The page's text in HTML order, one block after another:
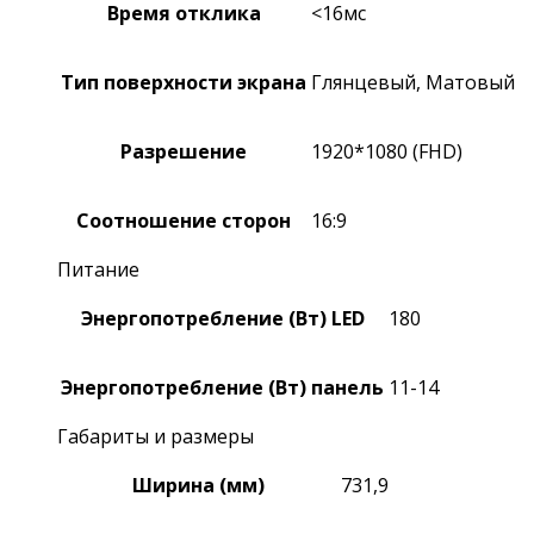
Время отклика <16мс
Тип поверхности экрана Глянцевый, Матовый
Разрешение 1920*1080 (FHD)
Соотношение сторон
16:9
Питание
Энергопотребление (Вт) LED
180
Энергопотребление (Вт) панель 11-14
Габариты и размеры
Ширина (мм)
731,9